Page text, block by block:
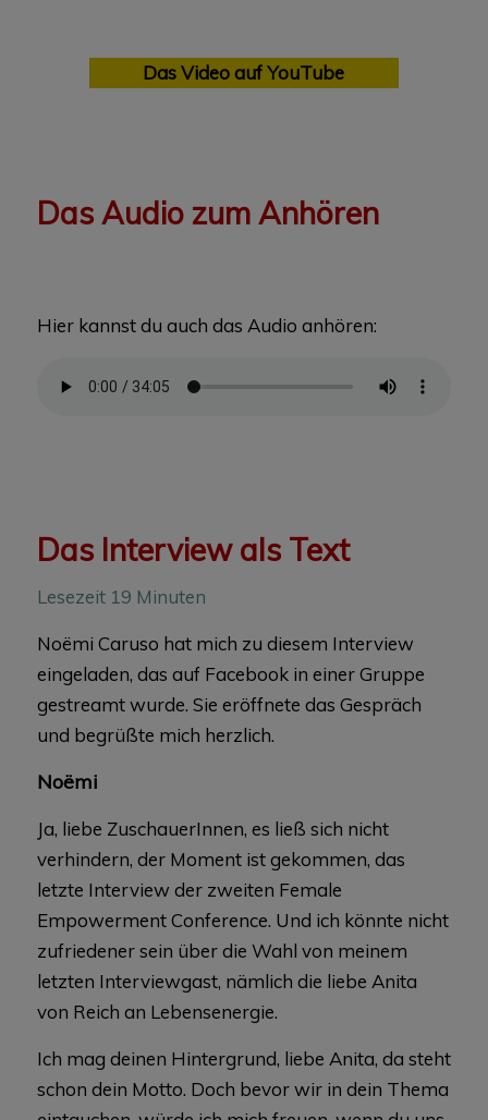
Das Video auf YouTube
Das Audio zum Anhören
Hier kannst du auch das Audio anhören:
Das Interview als Text
Lesezeit 19 Minuten
Noëmi Caruso hat mich zu diesem Interview
eingeladen, das auf Facebook in einer Gruppe
gestreamt wurde. Sie eröffnete das Gespräch
und begrüßte mich herzlich.
Noëmi
Ja, liebe ZuschauerInnen, es ließ sich nicht
verhindern, der Moment ist gekommen, das
letzte Interview der zweiten Female
Empowerment Conference. Und ich könnte nicht
zufriedener sein über die Wahl von meinem
letzten Interviewgast, nämlich die liebe Anita
von Reich an Lebensenergie.
Ich mag deinen Hintergrund, liebe Anita, da steht
schon dein Motto. Doch bevor wir in dein Thema